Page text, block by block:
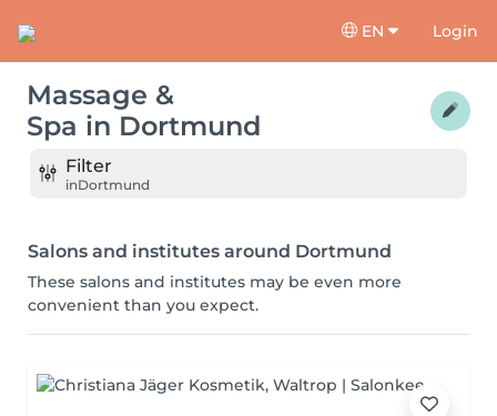
EN Login
Massage &
Spa in Dortmund
Filter
inDortmund
Salons and institutes around Dortmund
These salons and institutes may be even more
convenient than you expect.